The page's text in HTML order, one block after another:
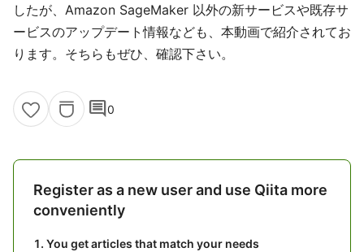
したが、Amazon SageMaker 以外の新サービスや既存サ
ービスのアップデート情報なども、本動画で紹介されてお
ります。そちらもぜひ、確認下さい。
comment0
Register as a new user and use Qiita more
conveniently
You get articles that match your needs